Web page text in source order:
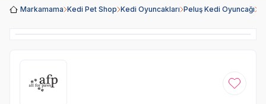
Markamama Kedi Pet Shop Kedi Oyuncakları Peluş Kedi Oyuncağı
Favoriye